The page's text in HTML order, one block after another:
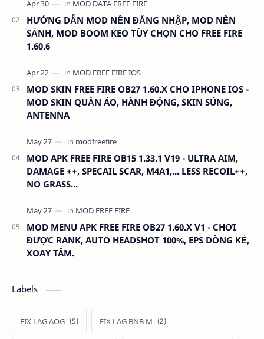
HƯỚNG DẪN MOD NỀN ĐĂNG NHẬP, MOD NỀN
SẢNH, MOD BOOM KEO TÙY CHỌN CHO FREE FIRE
1.60.6
MOD SKIN FREE FIRE OB27 1.60.X CHO IPHONE IOS -
MOD SKIN QUẦN ÁO, HÀNH ĐỘNG, SKIN SÚNG,
ANTENNA
MOD APK FREE FIRE OB15 1.33.1 V19 - ULTRA AIM,
DAMAGE ++, SPECAIL SCAR, M4A1,... LESS RECOIL++,
NO GRASS...
MOD MENU APK FREE FIRE OB27 1.60.X V1 - CHƠI
ĐƯỢC RANK, AUTO HEADSHOT 100%, EPS DÒNG KẺ,
XOAY TÂM.
Labels
FIX LAG AOG FIX LAG BNB M